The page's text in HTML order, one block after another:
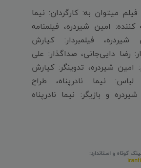
میتوان به: کارگردان: نیما
کننده: امین شیردره، فیلمنامه
فیلمبردار: کیارش
رضا دایی‌جانی، صداگذار: علی
شیردره، تدوینگر: کیارش
نیما نادرپناه، طراح
و بازیگر: نیما نادرپناه
لینک کوتاه و استاندارد: